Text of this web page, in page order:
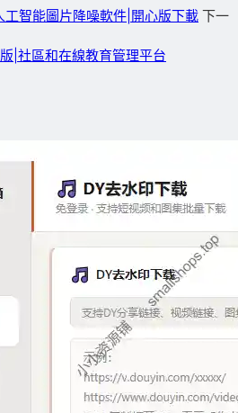
智能圖片降噪軟件|開心版下載 下一
|社區和在線教育管理平台